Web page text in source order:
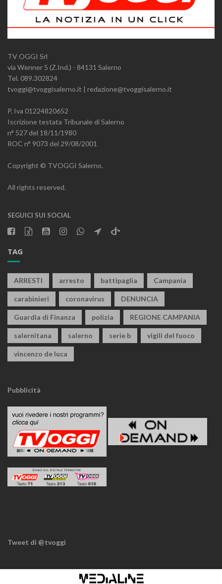
TV OGGI Srl
via Wenner 5 (Z.Ind.) - 84131 Salerno
Tel. 089.302824
tvoggi@tvoggisalerno.it | redazione@tvoggisalerno.it
P. Iva 01224820652
Iscrizione testata Tribunale di Salerno
n° 527 del 18/11/1980
ROC n° 9073 del 29/08/2001
Copyright © TVOGGI Salerno.
All rights reserved.
SEGUICI SUI SOCIAL
TAG
ARRESTI arresto battipaglia Campania
carabinieri coronavirus DENUNCIA
Guardia di Finanza polizia REGIONE CAMPANIA
salernitana salerno serie b vigili del fuoco
vincenzo de luca
Pubblicità
Tweet di @tvoggi